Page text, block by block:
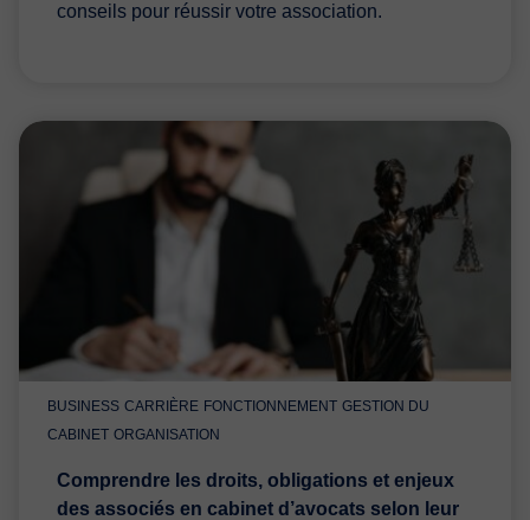
conseils pour réussir votre association.
BUSINESS CARRIÈRE FONCTIONNEMENT GESTION DU
CABINET ORGANISATION
Comprendre les droits, obligations et enjeux
des associés en cabinet d’avocats selon leur